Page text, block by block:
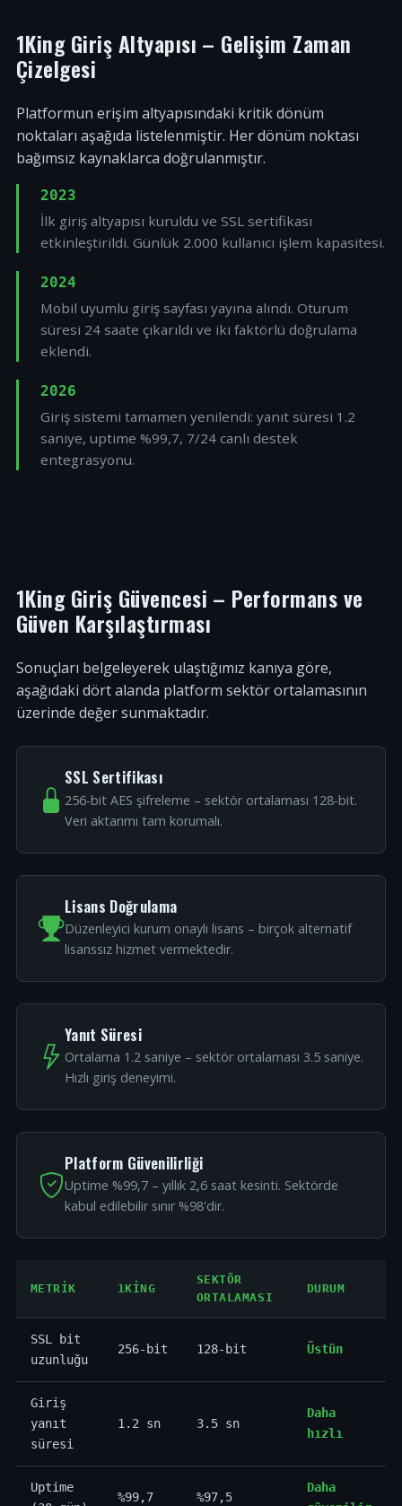
1King Giriş Altyapısı – Gelişim Zaman
Çizelgesi
Platformun erişim altyapısındaki kritik dönüm
noktaları aşağıda listelenmiştir. Her dönüm noktası
bağımsız kaynaklarca doğrulanmıştır.
2023
İlk giriş altyapısı kuruldu ve SSL sertifikası
etkinleştirildi. Günlük 2.000 kullanıcı işlem kapasitesi.
2024
Mobil uyumlu giriş sayfası yayına alındı. Oturum
süresi 24 saate çıkarıldı ve iki faktörlü doğrulama
eklendi.
2026
Giriş sistemi tamamen yenilendi: yanıt süresi 1.2
saniye, uptime %99,7, 7/24 canlı destek
entegrasyonu.
1King Giriş Güvencesi – Performans ve
Güven Karşılaştırması
Sonuçları belgeleyerek ulaştığımız kanıya göre,
aşağıdaki dört alanda platform sektör ortalamasının
üzerinde değer sunmaktadır.
SSL Sertifikası
256-bit AES şifreleme – sektör ortalaması 128-bit.
Veri aktarımı tam korumalı.
Lisans Doğrulama
Düzenleyici kurum onaylı lisans – birçok alternatif
lisanssız hizmet vermektedir.
Yanıt Süresi
Ortalama 1.2 saniye – sektör ortalaması 3.5 saniye.
Hızlı giriş deneyimi.
Platform Güvenilirliği
Uptime %99,7 – yıllık 2,6 saat kesinti. Sektörde
kabul edilebilir sınır %98'dir.
METRIK 1KING
SEKTÖR
ORTALAMASI
DURUM
SSL bit
uzunluğu
256-bit 128-bit Üstün
Giriş
yanıt
süresi
1.2 sn 3.5 sn
Daha
hızlı
Uptime
%99,7 %97,5
Daha